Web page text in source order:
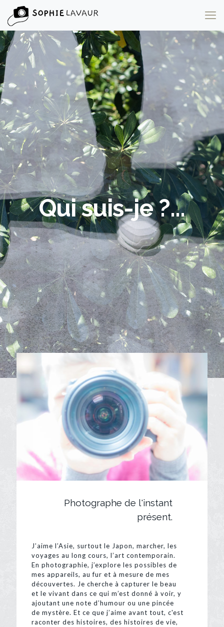
Qui suis-je ?...
Photographe de l'instant
présent.
J’aime l’Asie, surtout le Japon, marcher, les
voyages au long cours, l’art contemporain.
En photographie, j’explore les possibles de
mes appareils, au fur et à mesure de mes
découvertes. Je cherche à capturer le beau
et le vivant dans ce qui m’est donné à voir, y
ajoutant une note d’humour ou une pincée
de mystère. Et ce que j’aime avant tout, c'est
raconter des histoires, des histoires de vie,